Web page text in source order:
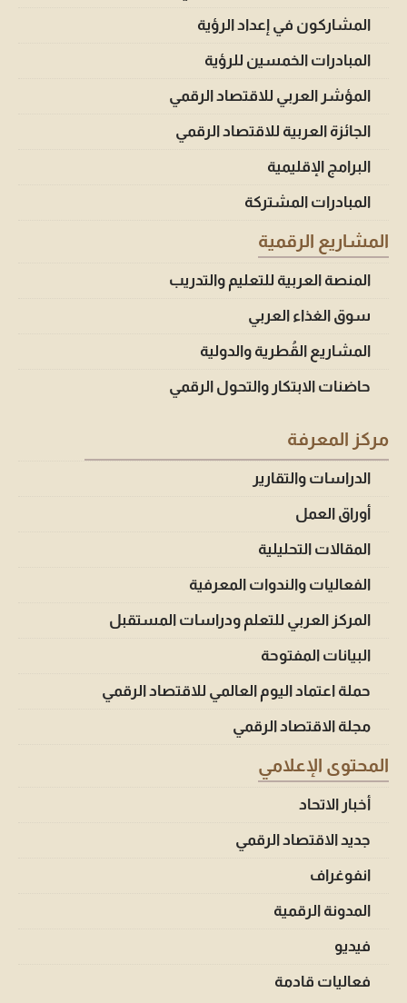
المشاركون في إعداد الرؤية
المبادرات الخمسين للرؤية
المؤشر العربي للاقتصاد الرقمي
الجائزة العربية للاقتصاد الرقمي
البرامج الإقليمية
المبادرات المشتركة
المشاريع الرقمية
المنصة العربية للتعليم والتدريب
سوق الغذاء العربي
المشاريع القُطرية والدولية
حاضنات الابتكار والتحول الرقمي
مركز المعرفة
الدراسات والتقارير
أوراق العمل
المقالات التحليلية
الفعاليات والندوات المعرفية
المركز العربي للتعلم ودراسات المستقبل
البيانات المفتوحة
حملة اعتماد اليوم العالمي للاقتصاد الرقمي
مجلة الاقتصاد الرقمي
المحتوى الإعلامي
أخبار الاتحاد
جديد الاقتصاد الرقمي
انفوغراف
المدونة الرقمية
فيديو
فعاليات قادمة